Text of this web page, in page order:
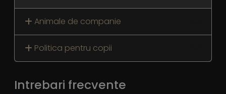
Animale de companie
Politica pentru copii
Intrebari frecvente